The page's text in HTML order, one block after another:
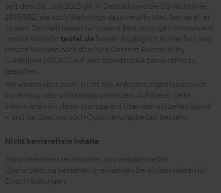
Seit dem 28. Juni 2025 gilt in Deutschland die EU-Richtlinie
2019/882, die auch Webshops dazu verpflichtet, barrierefrei
zu sein. Deshalb haben wir unsere Bestrebungen intensiviert,
unsere Website teufel.de besser zugänglich zu machen und
unsere Website nach den Web Content Accessibility
Guidelines (WCAG) auf dem Standard AA barrierefrei zu
gestalten.
Wir wissen aber auch: Nicht alle Anforderungen lassen sich
kurzfristig oder vollständig umsetzen. Auf dieser Seite
informieren wir daher transparent über den aktuellen Stand
– und darüber, wo noch Optimierungsbedarf besteht.
Nicht barrierefreie Inhalte
Trotz intensiver technischer und redaktioneller
Überarbeitung bestehen in einzelnen Bereichen weiterhin
Einschränkungen: